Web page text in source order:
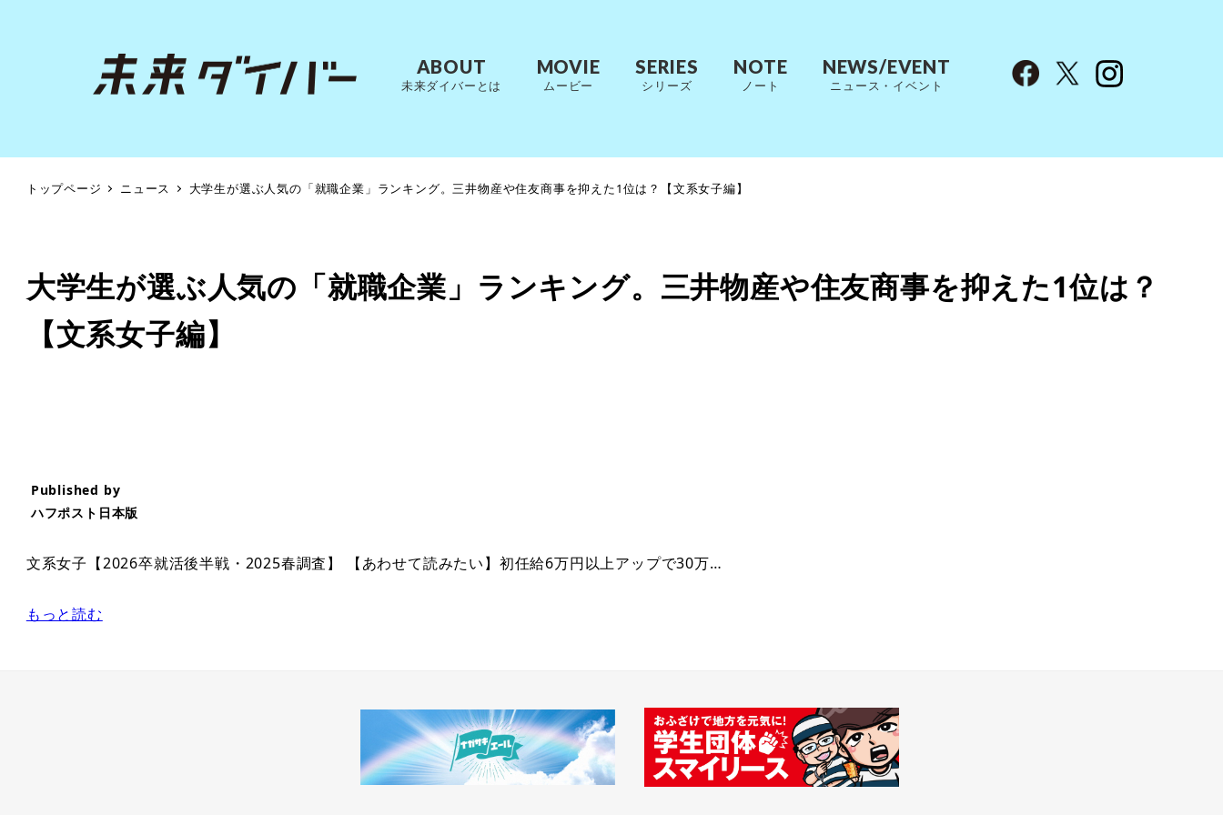
ABOUT
未来ダイバーとは
MOVIE
ムービー
SERIES
シリーズ
NOTE
ノート
NEWS/EVENT
ニュース・イベント
トップページ ニュース 大学生が選ぶ人気の「就職企業」ランキング。三井物産や住友商事を抑えた1位は？【文系女子編】
大学生が選ぶ人気の「就職企業」ランキング。三井物産や住友商事を抑えた1位は？
【文系女子編】
Published by
ハフポスト日本版
文系女子【2026卒就活後半戦・2025春調査】 【あわせて読みたい】初任給6万円以上アップで30万…
もっと読む